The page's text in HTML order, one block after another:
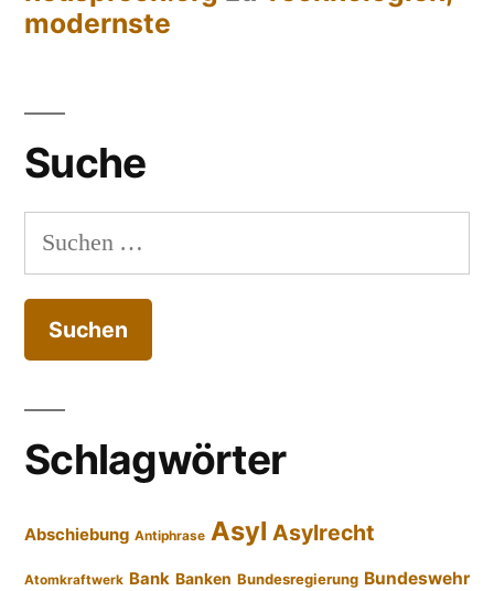
modernste
Suche
Suchen
nach:
Schlagwörter
Abschiebung Antiphrase Asyl Asylrecht
Atomkraftwerk Bank Banken Bundesregierung Bundeswehr